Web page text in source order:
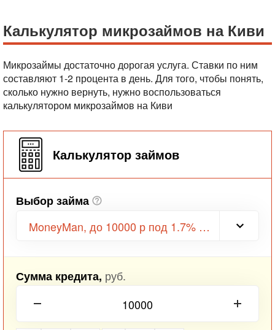
Калькулятор микрозаймов на Киви
Микрозаймы достаточно дорогая услуга. Ставки по ним
составляют 1-2 процента в день. Для того, чтобы понять,
сколько нужно вернуть, нужно воспользоваться
калькулятором микрозаймов на Киви
Калькулятор займов
Выбор займа
MoneyMan, до 10000 р под 1.7% в день
Сумма кредита, руб.